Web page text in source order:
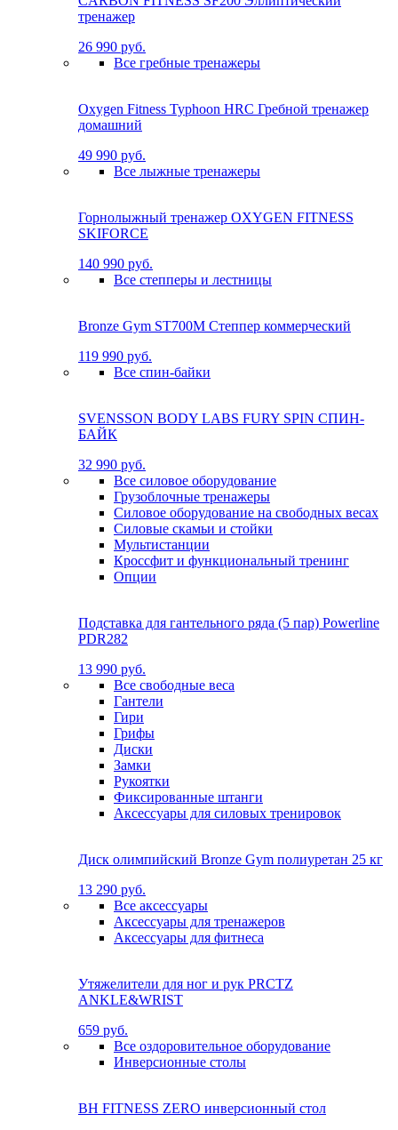
тренажер
26 990 руб.
Все гребные тренажеры
Oxygen Fitness Typhoon HRC Гребной тренажер
домашний
49 990 руб.
Все лыжные тренажеры
Горнолыжный тренажер OXYGEN FITNESS
SKIFORCE
140 990 руб.
Все степперы и лестницы
Bronze Gym ST700M Степпер коммерческий
119 990 руб.
Все спин-байки
SVENSSON BODY LABS FURY SPIN СПИН-
БАЙК
32 990 руб.
Все силовое оборудование
Грузоблочные тренажеры
Силовое оборудование на свободных весах
Силовые скамьи и стойки
Мультистанции
Кроссфит и функциональный тренинг
Опции
Подставка для гантельного ряда (5 пар) Powerline
PDR282
13 990 руб.
Все свободные веса
Гантели
Гири
Грифы
Диски
Замки
Рукоятки
Фиксированные штанги
Аксессуары для силовых тренировок
Диск олимпийский Bronze Gym полиуретан 25 кг
13 290 руб.
Все аксессуары
Аксессуары для тренажеров
Аксессуары для фитнеса
Утяжелители для ног и рук PRCTZ
ANKLE&WRIST
659 руб.
Все оздоровительное оборудование
Инверсионные столы
BH FITNESS ZERO инверсионный стол